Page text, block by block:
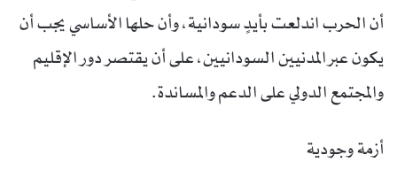
أن الحرب اندلعت بأيدٍ سودانية، وأن حلها الأساسي يجب أن
يكون عبر المدنيين السودانيين، على أن يقتصر دور الإقليم
والمجتمع الدولي على الدعم والمساندة.
أزمة وجودية